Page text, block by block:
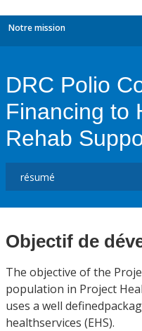
Notre mission
DRC Polio
Financing to
Rehab
Objectif de
The objective of the
population in Project
uses a well
healthservices (EHS).